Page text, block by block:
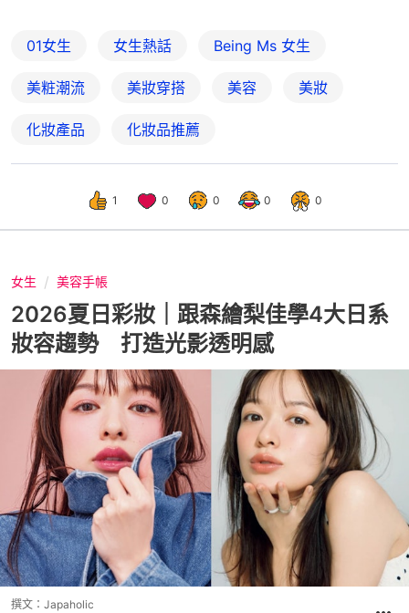
01女生 女生熱話 Being Ms 女生
美粧潮流 美妝穿搭 美容 美妝
化妝產品 化妝品推薦
1 0 0 0 0
女生 美容手帳
2026夏日彩妝｜跟森繪梨佳學4大日系
妝容趨勢 打造光影透明感
撰文： Japaholic